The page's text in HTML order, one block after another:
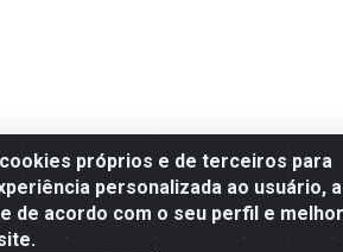
próprios e de terceiros para
personalizada ao usuário,
de acordo com o seu perfil e